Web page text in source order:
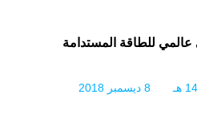
للطاقة المستدامة